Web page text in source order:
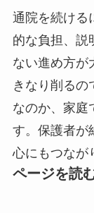
通院を続ける
的な負担、説
ない進め方が
きなり削るの
なのか、家庭
す。保護者が
心にもつなが
ページを読